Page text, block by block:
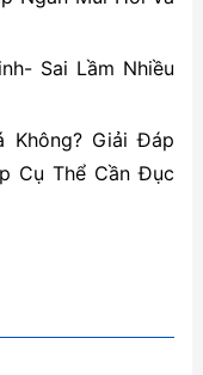
Sai Lầm Nhiều
Không? Giải Đáp
Cụ Thể Cần Đục